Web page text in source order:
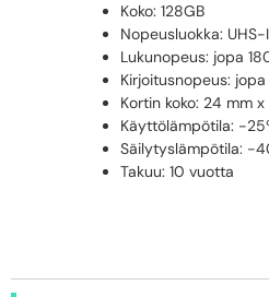
Koko: 128GB
Nopeusluokka: UHS-
Lukunopeus: jopa
Kirjoitusnopeus:
Kortin koko: 24 mm
Käyttölämpötila: -
Säilytyslämpötila: -
Takuu: 10 vuotta